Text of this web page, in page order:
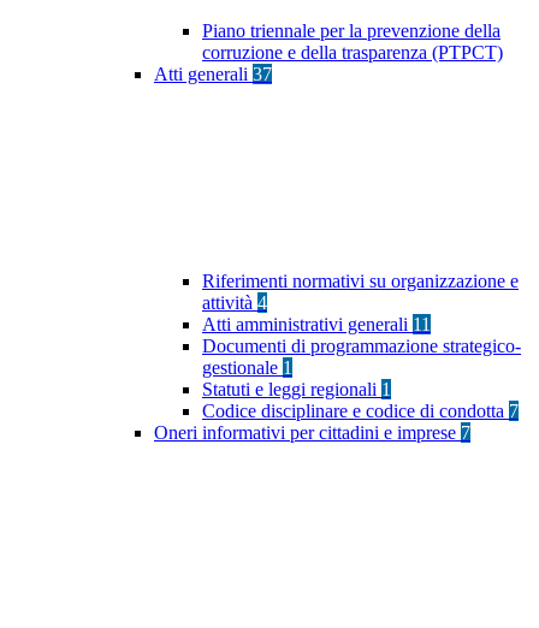
Piano triennale per la prevenzione della
corruzione e della trasparenza (PTPCT)
Atti generali 37
Riferimenti normativi su organizzazione e
attività 4
Atti amministrativi generali 11
Documenti di programmazione strategico-
gestionale 1
Statuti e leggi regionali 1
Codice disciplinare e codice di condotta 7
Oneri informativi per cittadini e imprese 7